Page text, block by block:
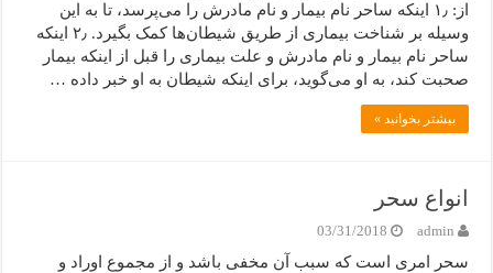
از: ۱٫ اینکه ساحر نام بیمار و نام مادرش را می‌پرسد، تا به این
وسیله بر شناخت بیماری از طریق شیطان‌ها کمک بگیرد. ۲٫ اینکه
ساحر نام بیمار و نام مادرش و علت بیماری را قبل از اینکه بیمار
صحبت کند، به او می‌گوید، برای اینکه شیطان به او خبر داده …
بیشتر بخوانید »
انواع سحر
admin
03/31/2018
سحر امری است که سبب آن مخفی باشد و از مجموع اوراد و